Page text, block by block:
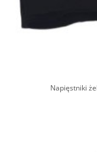
Napięstniki